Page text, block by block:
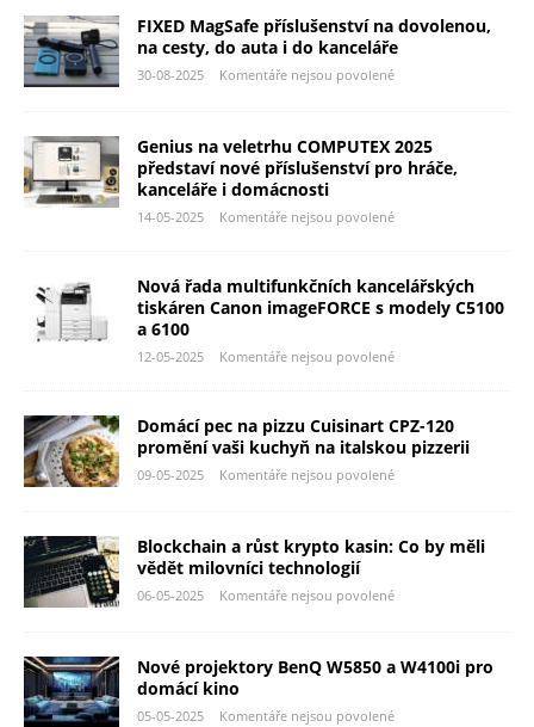
FIXED MagSafe příslušenství na dovolenou,
na cesty, do auta i do kanceláře
30-08-2025 Komentáře nejsou povolené
Genius na veletrhu COMPUTEX 2025
představí nové příslušenství pro hráče,
kanceláře i domácnosti
14-05-2025 Komentáře nejsou povolené
Nová řada multifunkčních kancelářských
tiskáren Canon imageFORCE s modely C5100
a 6100
12-05-2025 Komentáře nejsou povolené
Domácí pec na pizzu Cuisinart CPZ-120
promění vaši kuchyň na italskou pizzerii
09-05-2025 Komentáře nejsou povolené
Blockchain a růst krypto kasin: Co by měli
vědět milovníci technologií
06-05-2025 Komentáře nejsou povolené
Nové projektory BenQ W5850 a W4100i pro
domácí kino
05-05-2025 Komentáře nejsou povolené